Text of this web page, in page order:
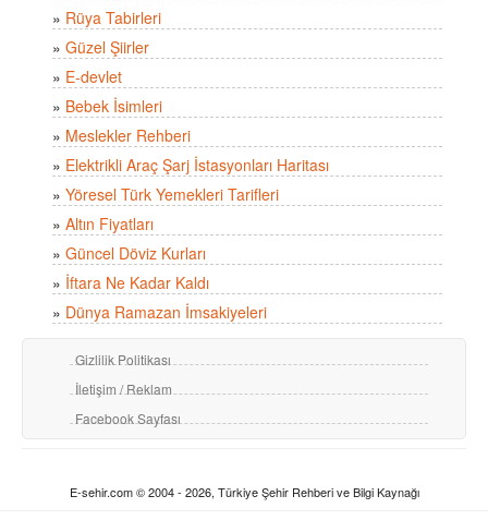
» Rüya Tabirleri
» Güzel Şiirler
» E-devlet
» Bebek İsimleri
» Meslekler Rehberi
» Elektrikli Araç Şarj İstasyonları Haritası
» Yöresel Türk Yemekleri Tarifleri
» Altın Fiyatları
» Güncel Döviz Kurları
» İftara Ne Kadar Kaldı
» Dünya Ramazan İmsakiyeleri
Gizlilik Politikası
İletişim / Reklam
Facebook Sayfası
E-sehir.com © 2004 - 2026, Türkiye Şehir Rehberi ve Bilgi Kaynağı